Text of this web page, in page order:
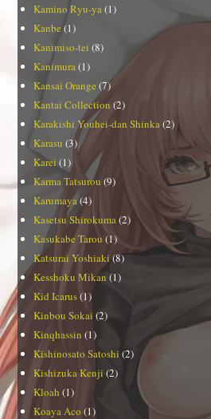
Kamino Ryu-ya (1)
Kanbe (1)
Kanimiso-tei (8)
Kanimura (1)
Kansai Orange (7)
Kantai Collection (2)
Karakishi Youhei-dan Shinka (2)
Karasu (3)
Karei (1)
Karma Tatsurou (9)
Karumaya(4)
Kasetsu Shirokuma (2)
Kasukabe Tarou (1)
Katsurai Yoshiaki(8)
Kesshoku Mikan (1)
Kid Icarus(1)
Kinbou Sokai (2)
Kinqhassin (1)
Kishinosato Satoshi (2)
Kishizuka Kenji (2)
Kloah (1)
Koaya Aco (1)